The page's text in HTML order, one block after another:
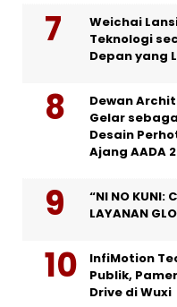
Weichai
Teknologi
Depan yang
Dewan
Gelar
Desain
Ajang AADA
“NI NO KUNI:
LAYANAN
InfiMotion
Publik,
Drive di Wuxi